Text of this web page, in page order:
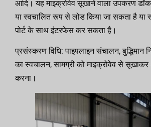
आदि। यह माइक्रोवेव सूखाने वाला उपकरण
या स्वचालित रूप से लोड किया जा सकता है या
पोर्ट के साथ इंटरफेस कर सकता है।
प्रसंस्करण विधि: पाइपलाइन संचालन, बुद्धिमान
का स्वचालन, सामग्री को माइक्रोवेव से सूखाकर
करना।